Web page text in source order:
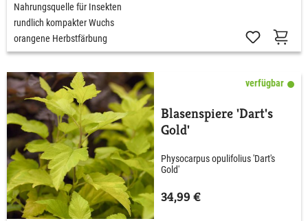
Nahrungsquelle für Insekten
rundlich kompakter Wuchs
orangene Herbstfärbung
verfügbar
Blasenspiere 'Dart's
Gold'
Physocarpus opulifolius 'Dart's
Gold'
34,99 €